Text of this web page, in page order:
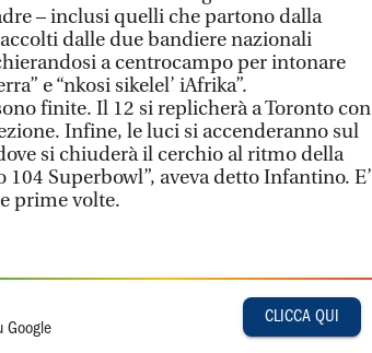
– inclusi quelli che partono dalla
dalle due bandiere nazionali
a centrocampo per intonare
e “nkosi sikelel’ iAfrika”.
finite. Il 12 si replicherà a Toronto con
Infine, le luci si accenderanno sul
si chiuderà il cerchio al ritmo della
104 Superbowl”, aveva detto Infantino. E’
prime volte.
Google
CLICCA QUI